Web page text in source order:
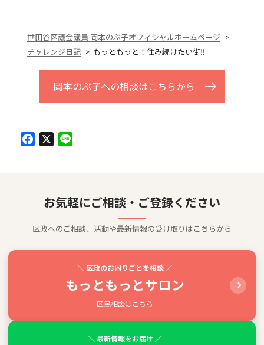
世田谷区議会議員 岡本のぶ子オフィシャルホームページ
チャレンジ日記
もっともっと！住み続けたい街‼︎
岡本のぶ子への相談はこちらから
Facebook
お気軽にご相談・ご登録ください
区政へのご相談、活動や最新情報の受け取りはこちらから
＼ 区政のお困りごとを相談 ／
もっともっとサロン
区民相談はこちら
＼ 最新情報をお届け ／